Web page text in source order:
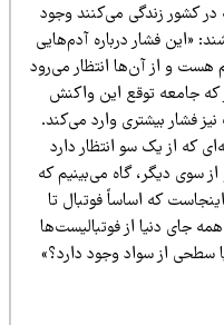
زندگی می‌کنند وجود
فشار درباره آدم‌هایی
از آن‌ها انتظار می‌رود
توقع این واکنش
بیشتری وارد می‌کند.
از یک سو انتظار دارد
دیگر، گاه می‌بینیم که
که اساساً فوتبال تا
دنیا از فوتبالیست‌ها
سواد وجود دارد؟»